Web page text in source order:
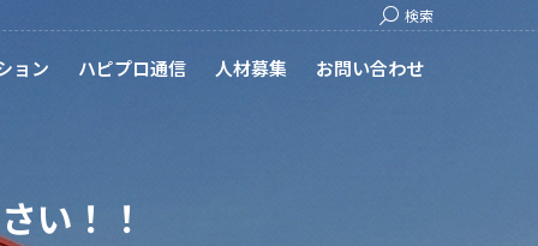
Search:
検索
ョン ハピプロ通信 人材募集 お問い合わせ
い！！